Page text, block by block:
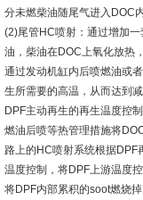
分未燃柴油随尾气进入DOC
(2)尾管HC喷射：通过增加
油，柴油在DOC上氧化放热
通过发动机缸内后喷燃油或
生所需要的高温，从而达到
DPF主动再生的再生温度控
燃油后喷等热管理措施将
路上的HC喷射系统根据DPF
温度控制，将DPF上游温度
将DPF内部累积的soot燃烧掉